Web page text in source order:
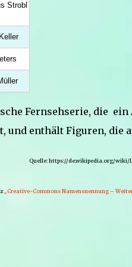
Strobl
Fernsehserie, die
und enthält Figuren, die
Quelle: https://de.wikipedia.org/wiki/
„Creative-Commons Namensnennung –